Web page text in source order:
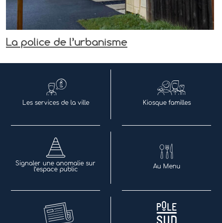
La police de l’urbanisme
Les services de la ville Kiosque familles
Signaler une anomalie sur
l’espace public
Au Menu